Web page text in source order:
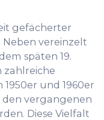
gefächerter
Neben vereinzelt
späten 19.
zahlreiche
und 1960er
den vergangenen
Diese Vielfalt